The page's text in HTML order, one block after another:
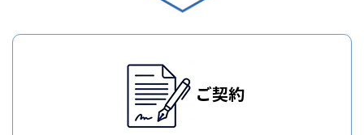
ご契約